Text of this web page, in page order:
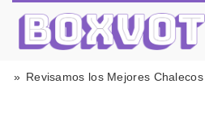
Revisamos los Mejores